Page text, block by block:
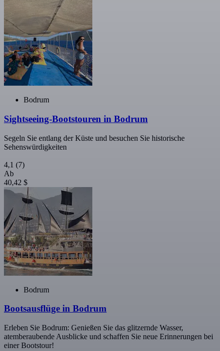
Bodrum
Sightseeing-Bootstouren in Bodrum
Segeln Sie entlang der Küste und besuchen Sie historische
Sehenswürdigkeiten
4,1 (7)
Ab
40,42 $
Bodrum
Bootsausflüge in Bodrum
Erleben Sie Bodrum: Genießen Sie das glitzernde Wasser,
atemberaubende Ausblicke und schaffen Sie neue Erinnerungen bei
einer Bootstour!